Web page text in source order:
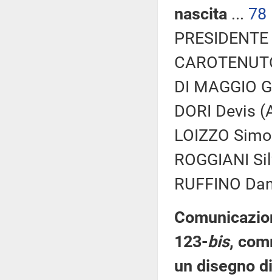
nascita ... 78
DI MAGGIO
DORI Devis
LOIZZO
ROGGIANI
RUFFINO
123-bis,
un disegno